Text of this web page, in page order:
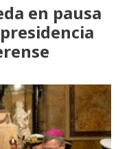
en pausa